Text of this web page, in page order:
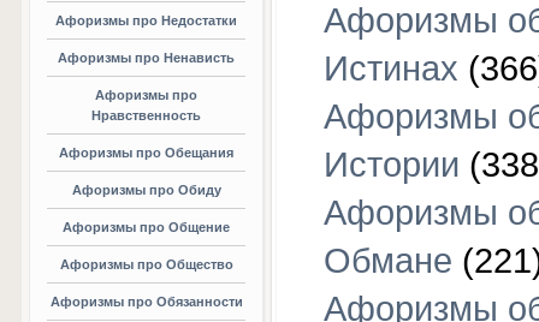
Афоризмы про Недостатки
Афоризмы про Ненависть
Афоризмы про
Нравственность
Афоризмы про Обещания
Афоризмы про Обиду
Афоризмы про Общение
Афоризмы про Общество
Афоризмы про Обязанности
Афоризмы
Истинах
Афоризмы
Истории
Афоризмы
Обмане
Афоризмы